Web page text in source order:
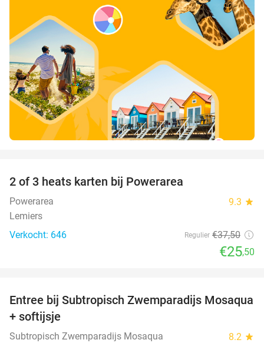
2 of 3 heats karten bij Powerarea
Powerarea 9.3 star
Lemiers
Verkocht: 646
Regulier €37,50
€25,50
25%
Entree bij Subtropisch Zwemparadijs Mosaqua
+ softijsje
Subtropisch Zwemparadijs Mosaqua 8.2 star